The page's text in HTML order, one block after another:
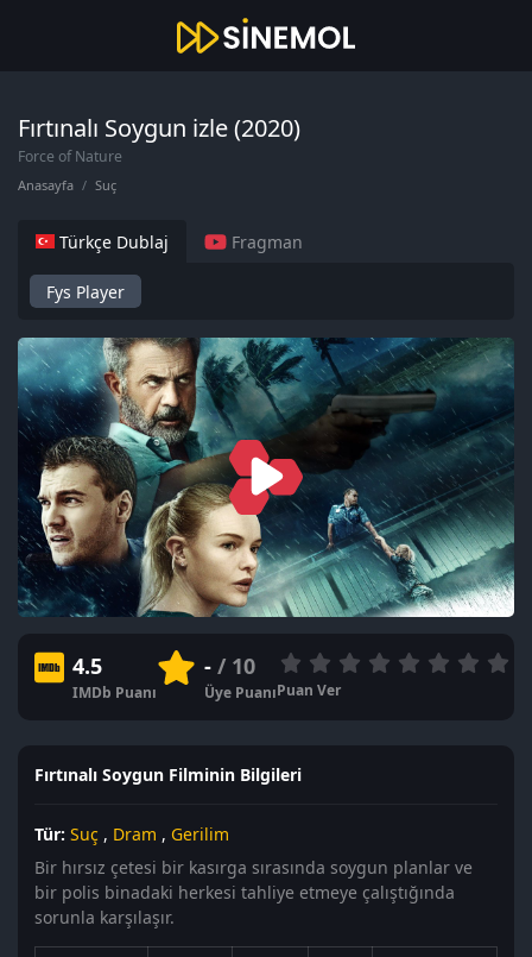
Fırtınalı Soygun izle (2020)
Force of Nature
Anasayfa Suç
Türkçe Dublaj Fragman
Fys Player
4.5
IMDb Puanı
-/ 10
Üye PuanıPuan Ver
Fırtınalı Soygun Filminin Bilgileri
Tür: Suç , Dram , Gerilim
Bir hırsız çetesi bir kasırga sırasında soygun planlar ve
bir polis binadaki herkesi tahliye etmeye çalıştığında
sorunla karşılaşır.